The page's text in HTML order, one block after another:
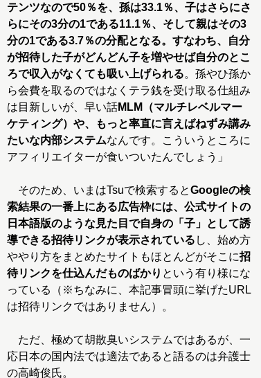
テンツなので50％を、孫は33.1％、子はさらにさ
らにその3分の1である11.1％、そして親はその3
分の1である3.7％の分配となる。すなわち、自分
が招待した子がどんどん子を増やせば自分のとこ
ろで収入がなくても吸い上げられる。孫やひ孫か
ら会費を取るのではなくテラ銭を受け取る仕組み
は目新しいが、早い話MLM（マルチレベルマー
ケティング）や、もっと率直に言えばねずみ講み
たいな内部システムなんです。こういうところに
アフィリエイターが食いついたんでしょう」
そのため、いまはTsuで検索するとGoogleの検
索結果の一番上にある広告枠には、公式サイトの
日本語版のような見た目で自身の「子」として誘
導できる招待リンクが表示されている し、始め方
ややり方をまとめたサイトもほとんどがそこに招
待リンクを仕込んだものばかり という有り様にな
っている（※ちなみに、本記事冒頭に挙げたURL
は招待リンクではありません）。
ただ、極めて胡散臭いシステムではあるが、一
応日本の国内法では適法であると語るのは弁護士
の高崎俊氏。